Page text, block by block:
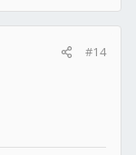
#14